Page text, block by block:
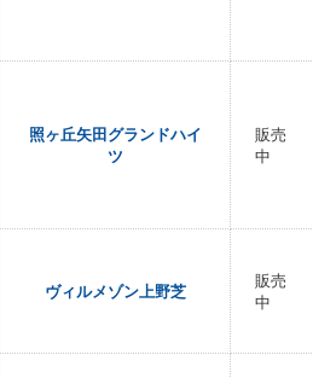
照ヶ丘矢田グランドハイ
ツ
販売
中
ヴィルメゾン上野芝
販売
中